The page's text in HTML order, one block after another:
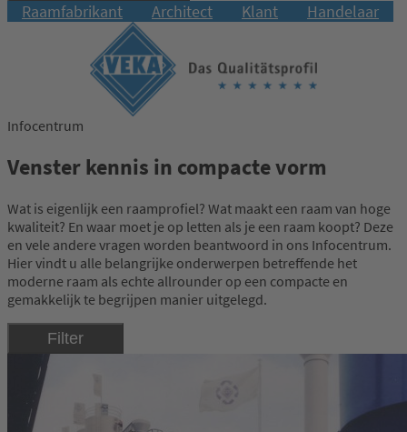
Raamfabrikant Architect Klant Handelaar
Infocentrum
Venster kennis in compacte vorm
Wat is eigenlijk een raamprofiel? Wat maakt een raam van hoge
kwaliteit? En waar moet je op letten als je een raam koopt? Deze
en vele andere vragen worden beantwoord in ons Infocentrum.
Hier vindt u alle belangrijke onderwerpen betreffende het
moderne raam als echte allrounder op een compacte en
gemakkelijk te begrijpen manier uitgelegd.
Filter